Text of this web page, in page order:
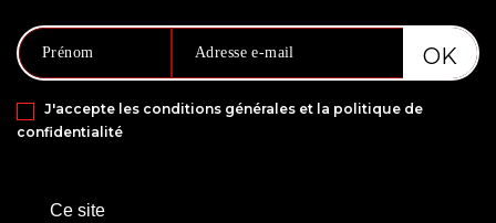
J'accepte les conditions générales et la politique de
confidentialité
PAIEMENT SÉCURISÉ VIA
Ce site